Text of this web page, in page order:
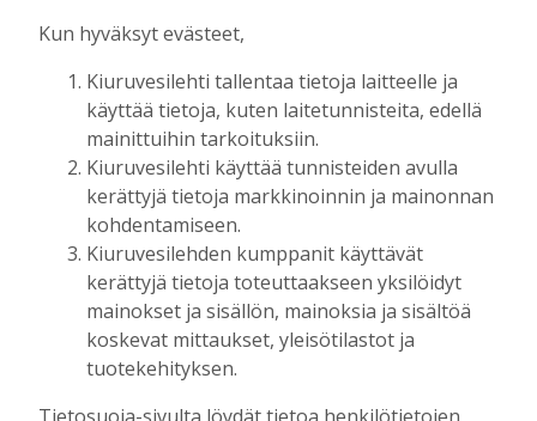
rahoitusasiat, työllisyys, lääkäripula… –
keskustelunaiheita
Tilaajille
Aku Laatikainen 6.8.2026
OP Kaskimaan vakavaraisuus vahvistui –
korkotason muutos heijastui alkuvuoden
tulokseen
Tilaajille
Toimitus 6.8.2026 13:18
Mikko Remes täyttää 50 vuotta – vaikka
villitystäkin on havaittavissa, sanoo
Kun hyväksyt evästeet,
Kiuruvesilehti tallentaa tietoja laitteelle ja
käyttää tietoja, kuten laitetunnisteita, edellä
mainittuihin tarkoituksiin.
Kiuruvesilehti käyttää tunnisteiden avulla
kerättyjä tietoja markkinoinnin ja mainonnan
kohdentamiseen.
Kiuruvesilehden kumppanit käyttävät
kerättyjä tietoja toteuttaakseen yksilöidyt
mainokset ja sisällön, mainoksia ja sisältöä
koskevat mittaukset, yleisötilastot ja
tuotekehityksen.